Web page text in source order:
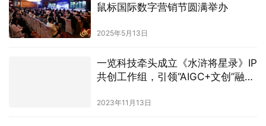
鼠标国际数字营销节圆满举办
2025年5月13日
一览科技牵头成立《水浒将星录》IP
共创工作组，引领“AIGC+文创”融合
2023年11月13日